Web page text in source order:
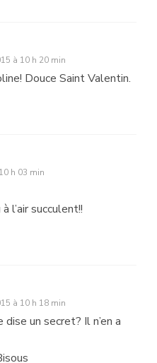
à 10 h 20 min
Douce Saint Valentin.
h 03 min
l’air succulent!!
à 10 h 18 min
un secret? Il n’en a